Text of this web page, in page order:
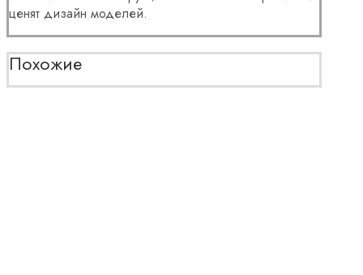
ценят дизайн моделей.
Похожие